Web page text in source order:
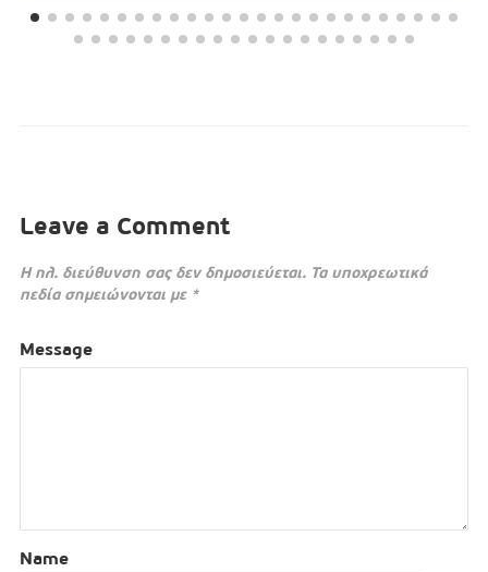
Leave a Comment
Η ηλ. διεύθυνση σας δεν δημοσιεύεται. Τα υποχρεωτικά
πεδία σημειώνονται με *
Message
Name